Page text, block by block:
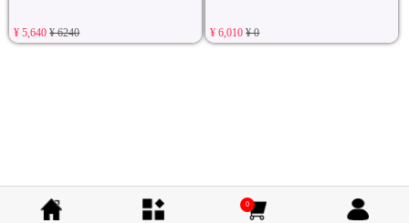
¥ 5,640¥ 6240 ¥ 6,010¥ 0
0